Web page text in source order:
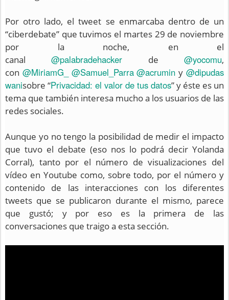
Por otro lado, el tweet se enmarcaba dentro de un
“ciberdebate” que tuvimos el martes 29 de noviembre
por la noche, en el
canal@palabradehacker de@yocomu,
con @MiriamG_ @Samuel_Parra @acrumin y@dipudas
wanisobre “Privacidad: el valor de tus datos” y éste es un
tema que también interesa mucho a los usuarios de las
redes sociales.
Aunque yo no tengo la posibilidad de medir el impacto
que tuvo el debate (eso nos lo podrá decir Yolanda
Corral), tanto por el número de visualizaciones del
vídeo en Youtube como, sobre todo, por el número y
contenido de las interacciones con los diferentes
tweets que se publicaron durante el mismo, parece
que gustó; y por eso es la primera de las
conversaciones que traigo a esta sección.